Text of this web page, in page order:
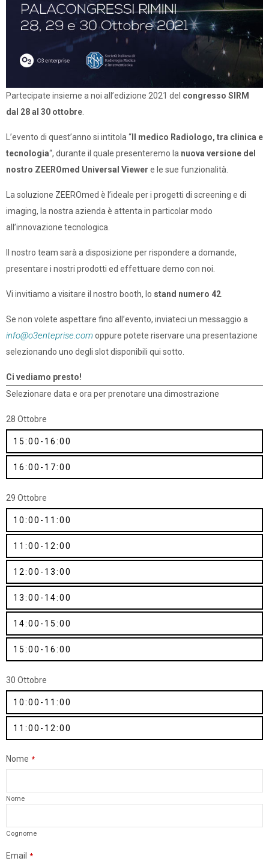
Partecipate insieme a noi all’edizione 2021 del congresso SIRM
dal 28 al 30 ottobre
L’evento di quest’anno si intitola “ Il medico Radiologo, tra clinica e
tecnologia“, durante il quale presenteremo la nuova versione del
nostro ZEEROmed Universal Viewer e le sue funzionalità.
La soluzione ZEEROmed è l’ideale per i progetti di screening e di
imaging, la nostra azienda è attenta in particolar modo
all’innovazione tecnologica.
Il nostro team sarà a disposizione per rispondere a domande,
presentare i nostri prodotti ed effettuare demo con noi.
Vi invitiamo a visitare il nostro booth, lo stand numero 42
Se non volete aspettare fino all’evento, inviateci un messaggio a
info@o3enteprise.com oppure potete riservare una presentazione
selezionando uno degli slot disponibili qui sotto.
Ci vediamo presto!
Selezionare data e ora per prenotare una dimostrazione
28 Ottobre
15:00-16:00
16:00-17:00
29 Ottobre
10:00-11:00
11:00-12:00
12:00-13:00
13:00-14:00
14:00-15:00
15:00-16:00
30 Ottobre
10:00-11:00
11:00-12:00
Nome *
Nome
Cognome
Email *